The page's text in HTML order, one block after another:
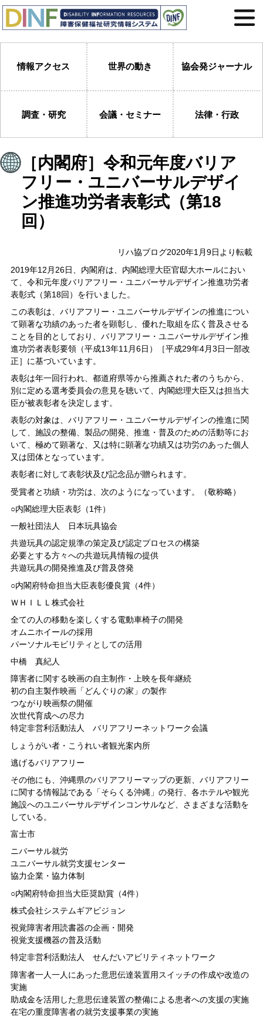
情報アクセス 世界の動き 協会発ジャーナル
調査・研究 会議・セミナー 法律・行政
［内閣府］令和元年度バリア
フリー・ユニバーサルデザイ
ン推進功労者表彰式（第18
回）
リハ協ブログ2020年1月9日より転載
2019年12月26日、内閣府は、内閣総理大臣官邸大ホールにおい
て、令和元年度バリアフリー・ユニバーサルデザイン推進功労者
表彰式（第18回）を行いました。
この表彰は、バリアフリー・ユニバーサルデザインの推進につい
て顕著な功績のあった者を顕彰し、優れた取組を広く普及させる
ことを目的としており、バリアフリー・ユニバーサルデザイン推
進功労者表彰要領（平成13年11月6日）［平成29年4月3日一部改
正］に基づいています。
表彰は年一回行われ、都道府県等から推薦された者のうちから、
別に定める選考委員会の意見を聴いて、内閣総理大臣又は担当大
臣が被表彰者を決定します。
表彰の対象は、バリアフリー・ユニバーサルデザインの推進に関
して、施設の整備、製品の開発、推進・普及のための活動等にお
いて、極めて顕著な、又は特に顕著な功績又は功労のあった個人
又は団体となっています。
表彰者に対して表彰状及び記念品が贈られます。
受賞者と功績・功労は、次のようになっています。（敬称略）
○内閣総理大臣表彰（1件）
一般社団法人 日本玩具協会
共遊玩具の認定規準の策定及び認定プロセスの構築
必要とする方々への共遊玩具情報の提供
共遊玩具の開発推進及び普及啓発
○内閣府特命担当大臣表彰優良賞（4件）
ＷＨＩＬＬ株式会社
全ての人の移動を楽しくする電動車椅子の開発
オムニホイールの採用
パーソナルモビリティとしての活用
中橋 真紀人
障害者に関する映画の自主制作・上映を長年継続
初の自主製作映画「どんぐりの家」の製作
つながり映画祭の開催
次世代育成への尽力
特定非営利活動法人 バリアフリーネットワーク会議
しょうがい者・こうれい者観光案内所
逃げるバリアフリー
その他にも、沖縄県のバリアフリーマップの更新、バリアフリー
に関する情報誌である「そらくる沖縄」の発行、各ホテルや観光
施設へのユニバーサルデザインコンサルなど、さまざまな活動を
している。
富士市
ニバーサル就労
ユニバーサル就労支援センター
協力企業・協力体制
○内閣府特命担当大臣奨励賞（4件）
株式会社システムギアビジョン
視覚障害者用読書器の企画・開発
視覚支援機器の普及活動
特定非営利活動法人 せんだいアビリティネットワーク
障害者一人一人にあった意思伝達装置用スイッチの作成や改造の
実施
助成金を活用した意思伝達装置の整備による患者への支援の実施
在宅の重度障害者の就労支援事業の実施